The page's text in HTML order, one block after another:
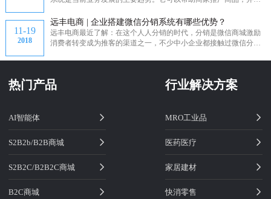
11-19
2018
远丰电商 | 企业搭建微信分销系统有哪些优势？
远丰电商最近了解：在这个人人分销的时代，分销是微信商城激励
消费者转变成为推客的渠道之一，不少中小企业都接触过微信分销
热门产品
AI智能体
S2B2b/B2B商城
S2B2C/B2B2C商城
B2C商城
行业解决方案
MRO工业品
医药医疗
家居建材
快消零售